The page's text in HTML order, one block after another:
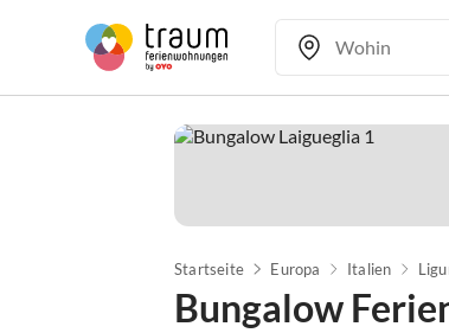
Startseite Europa Italien
Bungalow